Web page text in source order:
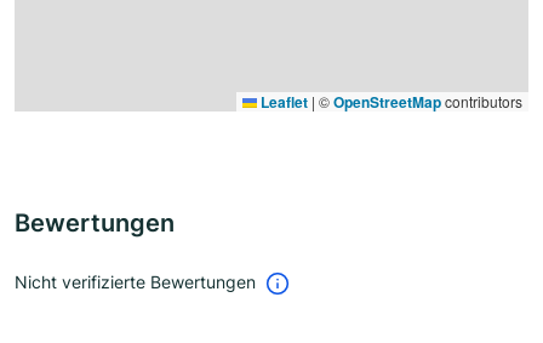
Leaflet | ©OpenStreetMapcontributors
Bewertungen
Nicht verifizierte Bewertungen